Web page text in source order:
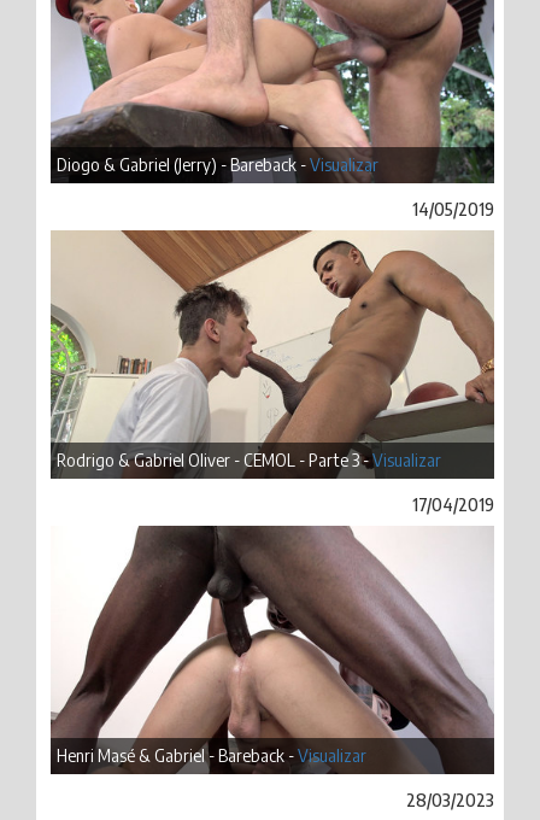
Diogo & Gabriel (Jerry) - Bareback -Visualizar
14/05/2019
Rodrigo & Gabriel Oliver - CEMOL - Parte 3 -Visualizar
17/04/2019
Henri Masé & Gabriel - Bareback -Visualizar
28/03/2023